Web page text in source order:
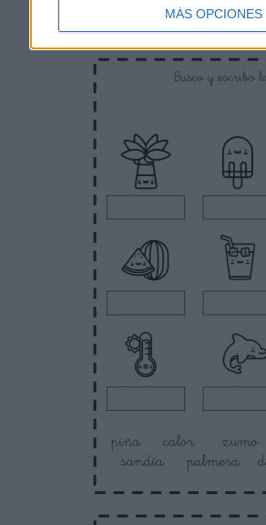
MÁS OPCIONES